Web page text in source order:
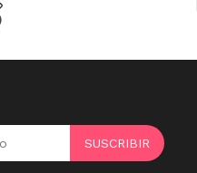
SUSCRIBIR